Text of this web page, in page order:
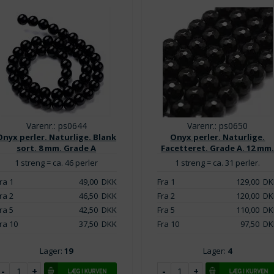
Varenr.: ps0644
perler. Naturlige. Blank
sort. 8 mm. Grade A
1 streng = ca. 46 perler
1
49,00 DKK
2
46,50 DKK
5
42,50 DKK
10
37,50 DKK
Lager:19
Varenr.: ps0650
Onyx perler. Naturlige.
Facetteret. Grade A. 12 mm.
1 streng = ca. 31 perler.
Fra 1
129,00
Fra 2
120,00
Fra 5
110,00
Fra 10
97,50
Lager: 4